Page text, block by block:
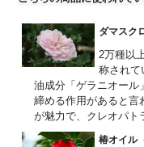
ダマスク
2万種以
称されて
油成分「ゲラニオール
締める作用があると言
が魅力で、クレオパト
椿オイル